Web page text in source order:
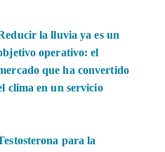
la lluvia ya es un
operativo: el
que ha convertido
clima en un servicio
para la